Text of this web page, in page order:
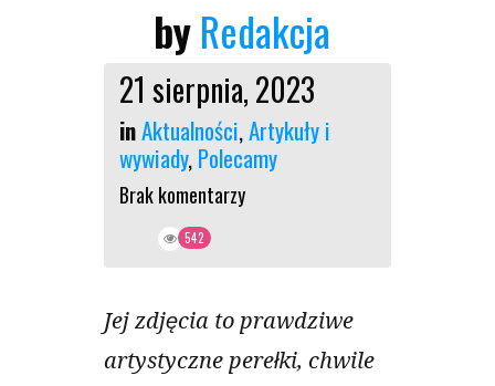
byRedakcja
21 sierpnia, 2023
inAktualności,Artykuły i
wywiady,Polecamy
Brak komentarzy
542
Jej zdjęcia to prawdziwe
artystyczne perełki, chwile